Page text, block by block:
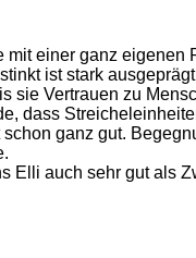
mit einer ganz eigenen
ist stark
sie Vertrauen zu
dass
ganz gut.
Elli auch sehr gut als